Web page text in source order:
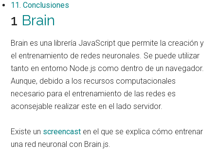
11. Conclusiones
1 Brain
Brain es una librería JavaScript que permite la creación y
el entrenamiento de redes neuronales. Se puede utilizar
tanto en entorno Node.js como dentro de un navegador.
Aunque, debido a los recursos computacionales
necesario para el entrenamiento de las redes es
aconsejable realizar este en el lado servidor.
Existe un screencast en el que se explica cómo entrenar
una red neuronal con Brain.js.